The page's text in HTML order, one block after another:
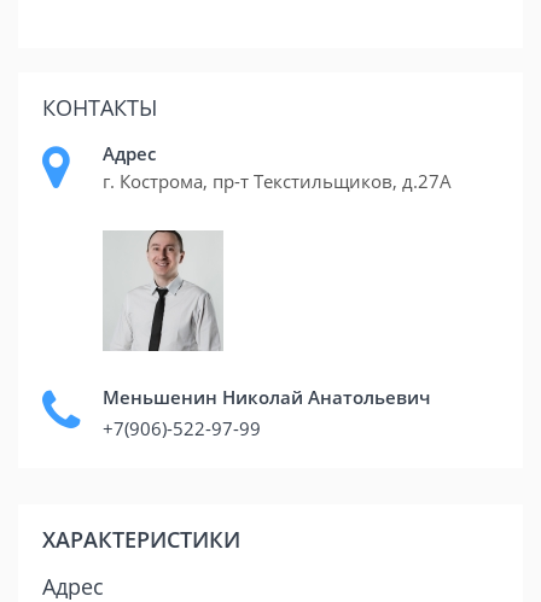
КОНТАКТЫ
Адрес
г. Кострома, пр-т Текстильщиков, д.27А
Меньшенин Николай Анатольевич
+7(906)-522-97-99
ХАРАКТЕРИСТИКИ
Адрес